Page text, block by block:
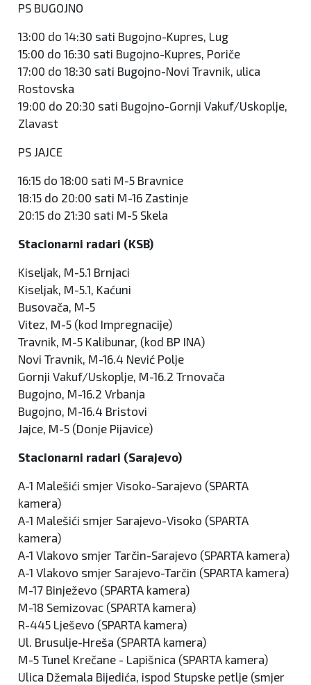
PS BUGOJNO
13:00 do 14:30 sati Bugojno-Kupres, Lug
15:00 do 16:30 sati Bugojno-Kupres, Poriče
17:00 do 18:30 sati Bugojno-Novi Travnik, ulica
Rostovska
19:00 do 20:30 sati Bugojno-Gornji Vakuf/Uskoplje,
Zlavast
PS JAJCE
16:15 do 18:00 sati M-5 Bravnice
18:15 do 20:00 sati M-16 Zastinje
20:15 do 21:30 sati M-5 Skela
Stacionarni radari (KSB)
Kiseljak, M-5.1 Brnjaci
Kiseljak, M-5.1, Kaćuni
Busovača, M-5
Vitez, M-5 (kod Impregnacije)
Travnik, M-5 Kalibunar, (kod BP INA)
Novi Travnik, M-16.4 Nević Polje
Gornji Vakuf/Uskoplje, M-16.2 Trnovača
Bugojno, M-16.2 Vrbanja
Bugojno, M-16.4 Bristovi
Jajce, M-5 (Donje Pijavice)
Stacionarni radari (Sarajevo)
A-1 Malešići smjer Visoko-Sarajevo (SPARTA
kamera)
A-1 Malešići smjer Sarajevo-Visoko (SPARTA
kamera)
A-1 Vlakovo smjer Tarčin-Sarajevo (SPARTA kamera)
A-1 Vlakovo smjer Sarajevo-Tarčin (SPARTA kamera)
M-17 Binježevo (SPARTA kamera)
M-18 Semizovac (SPARTA kamera)
R-445 Lješevo (SPARTA kamera)
Ul. Brusulje-Hreša (SPARTA kamera)
M-5 Tunel Krečane - Lapišnica (SPARTA kamera)
Ulica Džemala Bijedića, ispod Stupske petlje (smjer